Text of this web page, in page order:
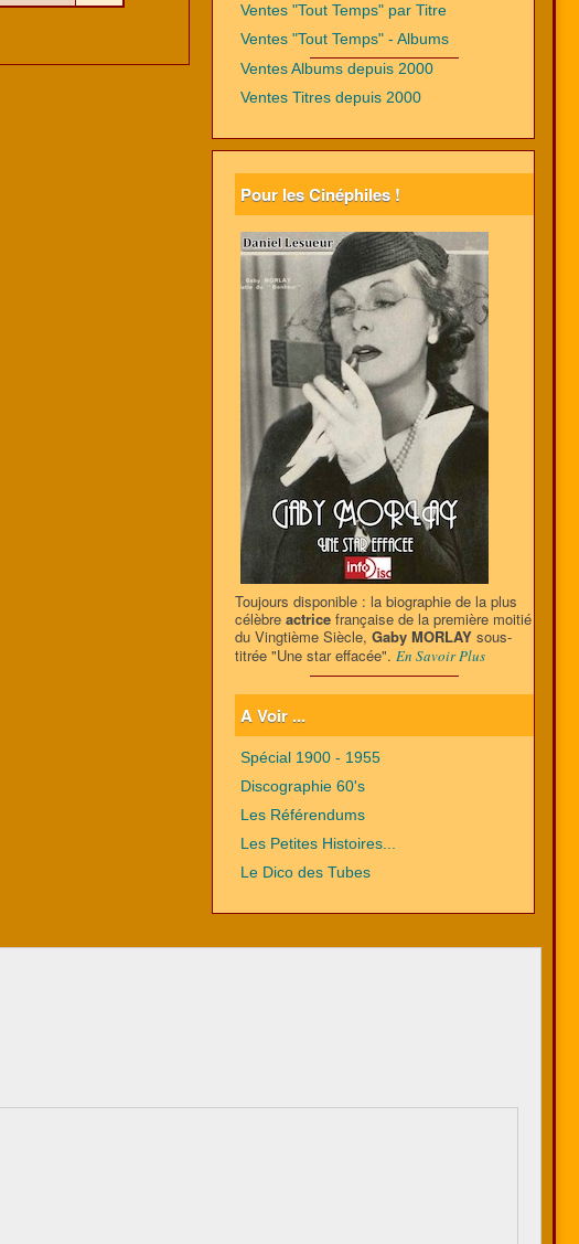
Ventes "Tout Temps" par Titre
Ventes "Tout Temps" - Albums
Ventes Albums depuis 2000
Ventes Titres depuis 2000
Pour les Cinéphiles !
Toujours disponible : la biographie de la plus
célèbre actricefrançaise de la première moitié
du Vingtième Siècle, Gaby MORLAYsous-
titrée "Une star effacée". En Savoir Plus
A Voir ...
Spécial 1900 - 1955
Discographie 60's
Les Référendums
Les Petites Histoires...
Le Dico des Tubes